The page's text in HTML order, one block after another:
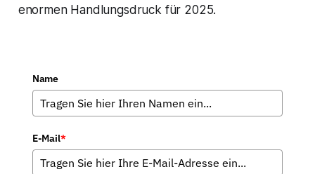
enormen Handlungsdruck für 2025.
Name
E-Mail*